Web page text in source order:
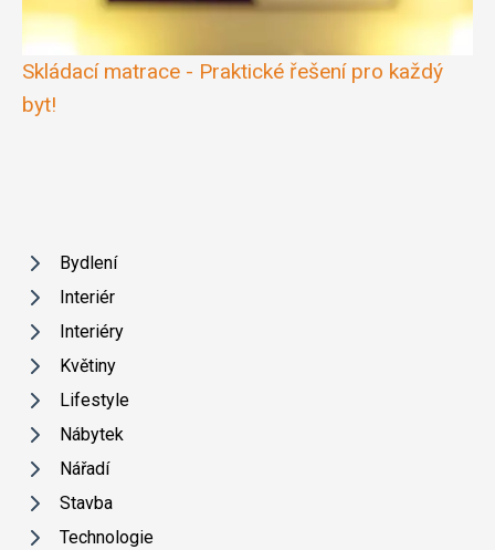
Skládací matrace - Praktické řešení pro každý
byt!
Bydlení
Interiér
Interiéry
Květiny
Lifestyle
Nábytek
Nářadí
Stavba
Technologie